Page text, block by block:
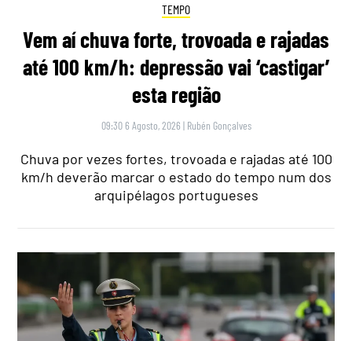
TEMPO
Vem aí chuva forte, trovoada e rajadas
até 100 km/h: depressão vai ‘castigar’
esta região
09:30 6 Agosto, 2026 | Rubén Gonçalves
Chuva por vezes fortes, trovoada e rajadas até 100
km/h deverão marcar o estado do tempo num dos
arquipélagos portugueses